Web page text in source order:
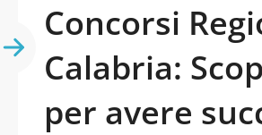
Concorsi
Calabria:
per avere